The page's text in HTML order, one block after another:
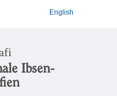
English
Ibsen-